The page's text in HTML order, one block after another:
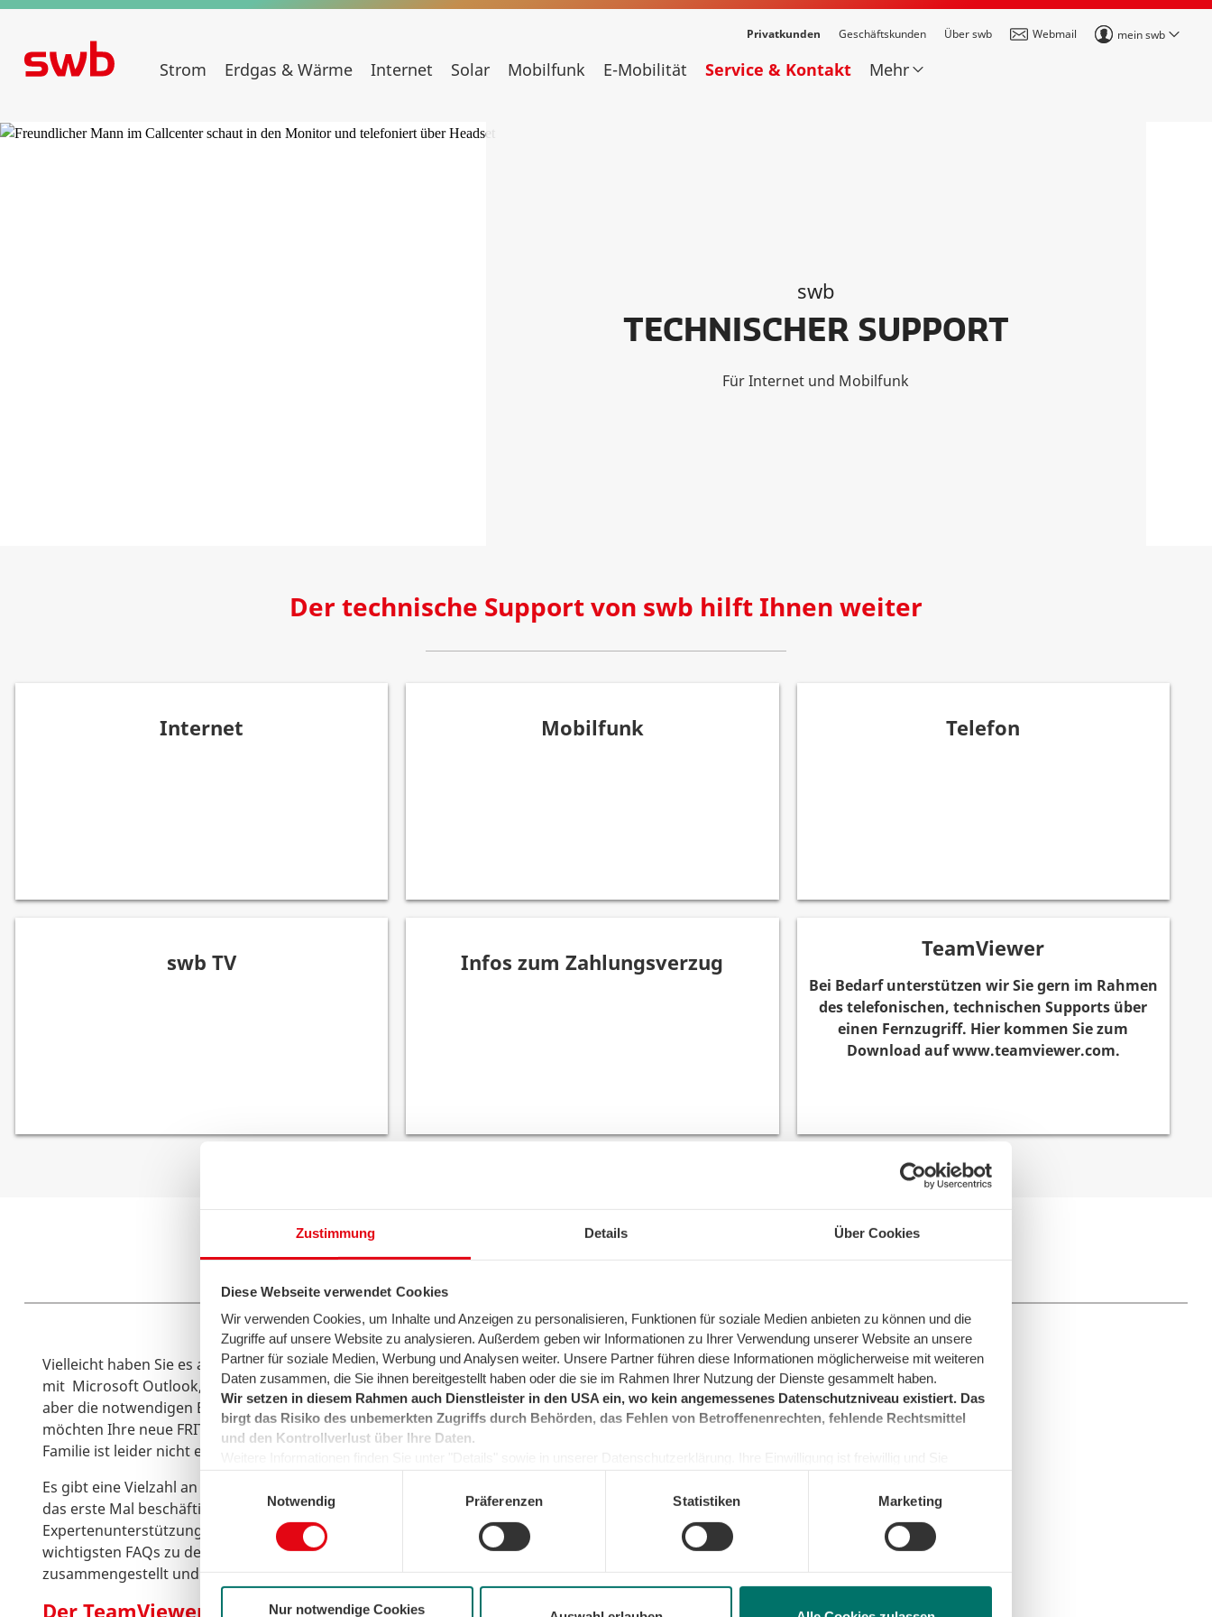
Zustimmung Details Über Cookies
Diese Webseite verwendet Cookies
Wir verwenden Cookies, um Inhalte und Anzeigen zu personalisieren, Funktionen für soziale Medien anbieten zu können und die
Zugriffe auf unsere Website zu analysieren. Außerdem geben wir Informationen zu Ihrer Verwendung unserer Website an unsere
Partner für soziale Medien, Werbung und Analysen weiter. Unsere Partner führen diese Informationen möglicherweise mit weiteren
Daten zusammen, die Sie ihnen bereitgestellt haben oder die sie im Rahmen Ihrer Nutzung der Dienste gesammelt haben.
Wir setzen in diesem Rahmen auch Dienstleister in den USA ein, wo kein angemessenes Datenschutzniveau existiert. Das
birgt das Risiko des unbemerkten Zugriffs durch Behörden, das Fehlen von Betroffenenrechten, fehlende Rechtsmittel
und den Kontrollverlust über Ihre Daten.
der Cookies auf das notwendige Minimum, um die Seite betreiben zu können.
Notwendig
Präferenzen Statistiken Marketing
Nur notwendige Cookies
Privatkunden Geschäftskunden Über swb Webmail mein swb
Strom Erdgas & Wärme Internet Solar Mobilfunk E-Mobilität Service & Kontakt Mehr
swb
TECHNISCHER SUPPORT
Für Internet und Mobilfunk
Der technische Support von swb hilft Ihnen weiter
Internet Mobilfunk Telefon
swb TV Infos zum Zahlungsverzug
TeamViewer
Bei Bedarf unterstützen wir Sie gern im Rahmen
des telefonischen, technischen Supports über
einen Fernzugriff. Hier kommen Sie zum
Download auf www.teamviewer.com.
Wir helfen Ihnen bei technischen Problemen
Vielleicht haben Sie es auch schon erlebt: Sie möchten Ihre E-Mail-Adresse
mit Microsoft Outlook, Apple Mail oder Mozilla Thunderbird abrufen, können
aber die notwendigen Einstellungen im Programm nicht finden. Oder Sie
möchten Ihre neue FRITZ!Box einrichten, und der Computer-Experte in Ihrer
Familie ist leider nicht erreichbar.
Es gibt eine Vielzahl an technischen Fragen, mit denen Sie sich irgendwann
das erste Mal beschäftigen möchten (oder müssen) und gerne
Expertenunterstützung zur Seite hätten. Deshalb haben wir Ihnen die
wichtigsten FAQs zu den Themen Internet, Mobilfunk, Telefon und TV
zusammengestellt und helfen Ihnen auch gerne telefonisch weiter.
Der TeamViewer-Fernzugriff
Technische Service-Hotline
T 0800 1027000
Bei Rückruf zu technischen Fragen: 99 ct/min